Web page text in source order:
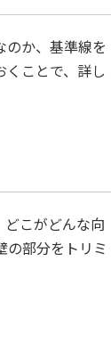
のか、基準線を
くことで、詳し
どこがどんな向
の部分をトリミ